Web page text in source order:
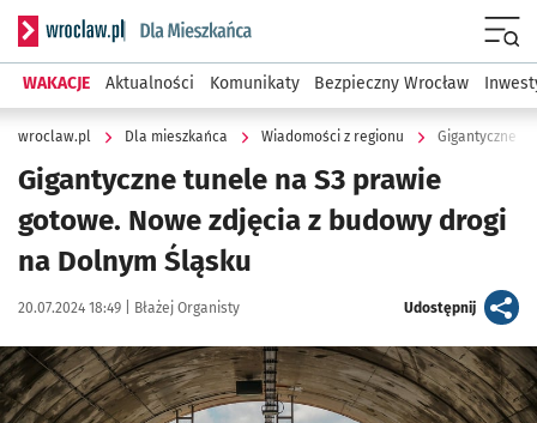
Serwis informacyjny wroclaw.pl podserwis: Dla mieszkańca
WAKACJE Aktualności Komunikaty Bezpieczny Wrocław
wroclaw.pl Dla mieszkańca Wiadomości z regionu Gigantyczne
Gigantyczne tunele na S3 prawie
gotowe. Nowe zdjęcia z budowy drogi
na Dolnym Śląsku
Data publikacji:
20.07.2024 18:49 | Autor:
Błażej Organisty Udostępnijartykuł
Kliknij, aby zobaczyć galerię